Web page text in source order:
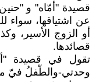
قصيدة "أمّاه" و
عن اشتياقها، سواء
أو الزوج الأسير،
قصائدها.
تقول في قصيدة
وحدتي-والطّفلُ فيّ